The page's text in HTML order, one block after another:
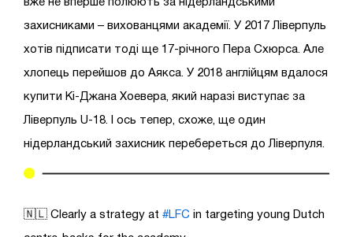
захисниками – вихованцями академії. У 2017 Ліверпуль
хотів підписати тоді ще 17-річного Пера Схюрса. Але
хлопець перейшов до Аякса. У 2018 англійцям вдалося
купити Кі-Джана Хоевера, який наразі виступає за
Ліверпуль U-18. І ось тепер, схоже, ще один
нідерландський захисник перебереться до Ліверпуля.
🇳🇱 Clearly a strategy at #LFC in targeting young Dutch